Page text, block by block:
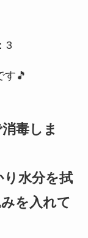
3
🎵
毒しま
水分を拭
を入れて